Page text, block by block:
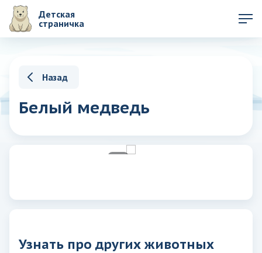
Детская
страничка
Назад
Белый медведь
Узнать про других животных